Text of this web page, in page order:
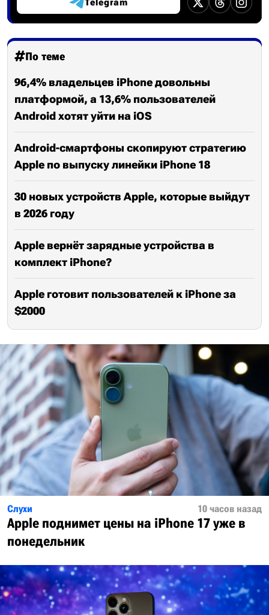
Telegram
По теме
96,4% владельцев iPhone довольны
платформой, а 13,6% пользователей
Android хотят уйти на iOS
Android-смартфоны скопируют стратегию
Apple по выпуску линейки iPhone 18
30 новых устройств Apple, которые выйдут
в 2026 году
Apple вернёт зарядные устройства в
комплект iPhone?
Apple готовит пользователей к iPhone за
$2000
Слухи 10 часов назад
Apple поднимет цены на iPhone 17 уже в
понедельник